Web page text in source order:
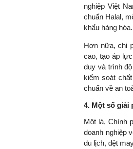
nghiệp Việt
chuẩn Halal,
khẩu hàng hóa.
Hơn nữa, chi
cao, tạo áp
duy và trình
kiểm soát
chuẩn về an
4. Một số giải
Một là, Chính
doanh nghiệp
du lịch, dệt